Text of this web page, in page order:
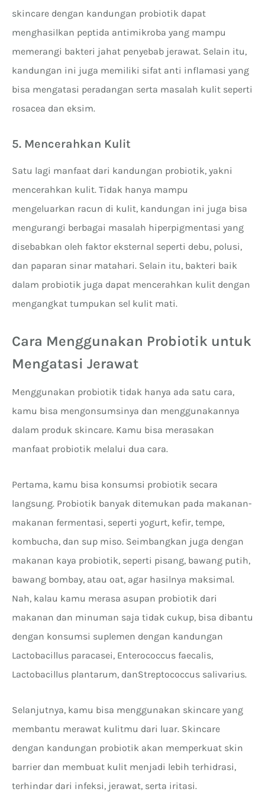
skincare dengan kandungan probiotik dapat
menghasilkan peptida antimikroba yang mampu
memerangi bakteri jahat penyebab jerawat. Selain itu,
kandungan ini juga memiliki sifat anti inflamasi yang
bisa mengatasi peradangan serta masalah kulit seperti
rosacea dan eksim.
5. Mencerahkan Kulit
Satu lagi manfaat dari kandungan probiotik, yakni
mencerahkan kulit. Tidak hanya mampu
mengeluarkan racun di kulit, kandungan ini juga bisa
mengurangi berbagai masalah hiperpigmentasi yang
disebabkan oleh faktor eksternal seperti debu, polusi,
dan paparan sinar matahari. Selain itu, bakteri baik
dalam probiotik juga dapat mencerahkan kulit dengan
mengangkat tumpukan sel kulit mati.
Cara Menggunakan Probiotik untuk
Mengatasi Jerawat
Menggunakan probiotik tidak hanya ada satu cara,
kamu bisa mengonsumsinya dan menggunakannya
dalam produk skincare. Kamu bisa merasakan
manfaat probiotik melalui dua cara.
Pertama, kamu bisa konsumsi probiotik secara
langsung. Probiotik banyak ditemukan pada makanan-
makanan fermentasi, seperti yogurt, kefir, tempe,
kombucha, dan sup miso. Seimbangkan juga dengan
makanan kaya probiotik, seperti pisang, bawang putih,
bawang bombay, atau oat, agar hasilnya maksimal.
Nah, kalau kamu merasa asupan probiotik dari
makanan dan minuman saja tidak cukup, bisa dibantu
dengan konsumsi suplemen dengan kandungan
Lactobacillus paracasei, Enterococcus faecalis,
Lactobacillus plantarum, danStreptococcus salivarius.
Selanjutnya, kamu bisa menggunakan skincare yang
membantu merawat kulitmu dari luar. Skincare
dengan kandungan probiotik akan memperkuat skin
barrier dan membuat kulit menjadi lebih terhidrasi,
terhindar dari infeksi, jerawat, serta iritasi.